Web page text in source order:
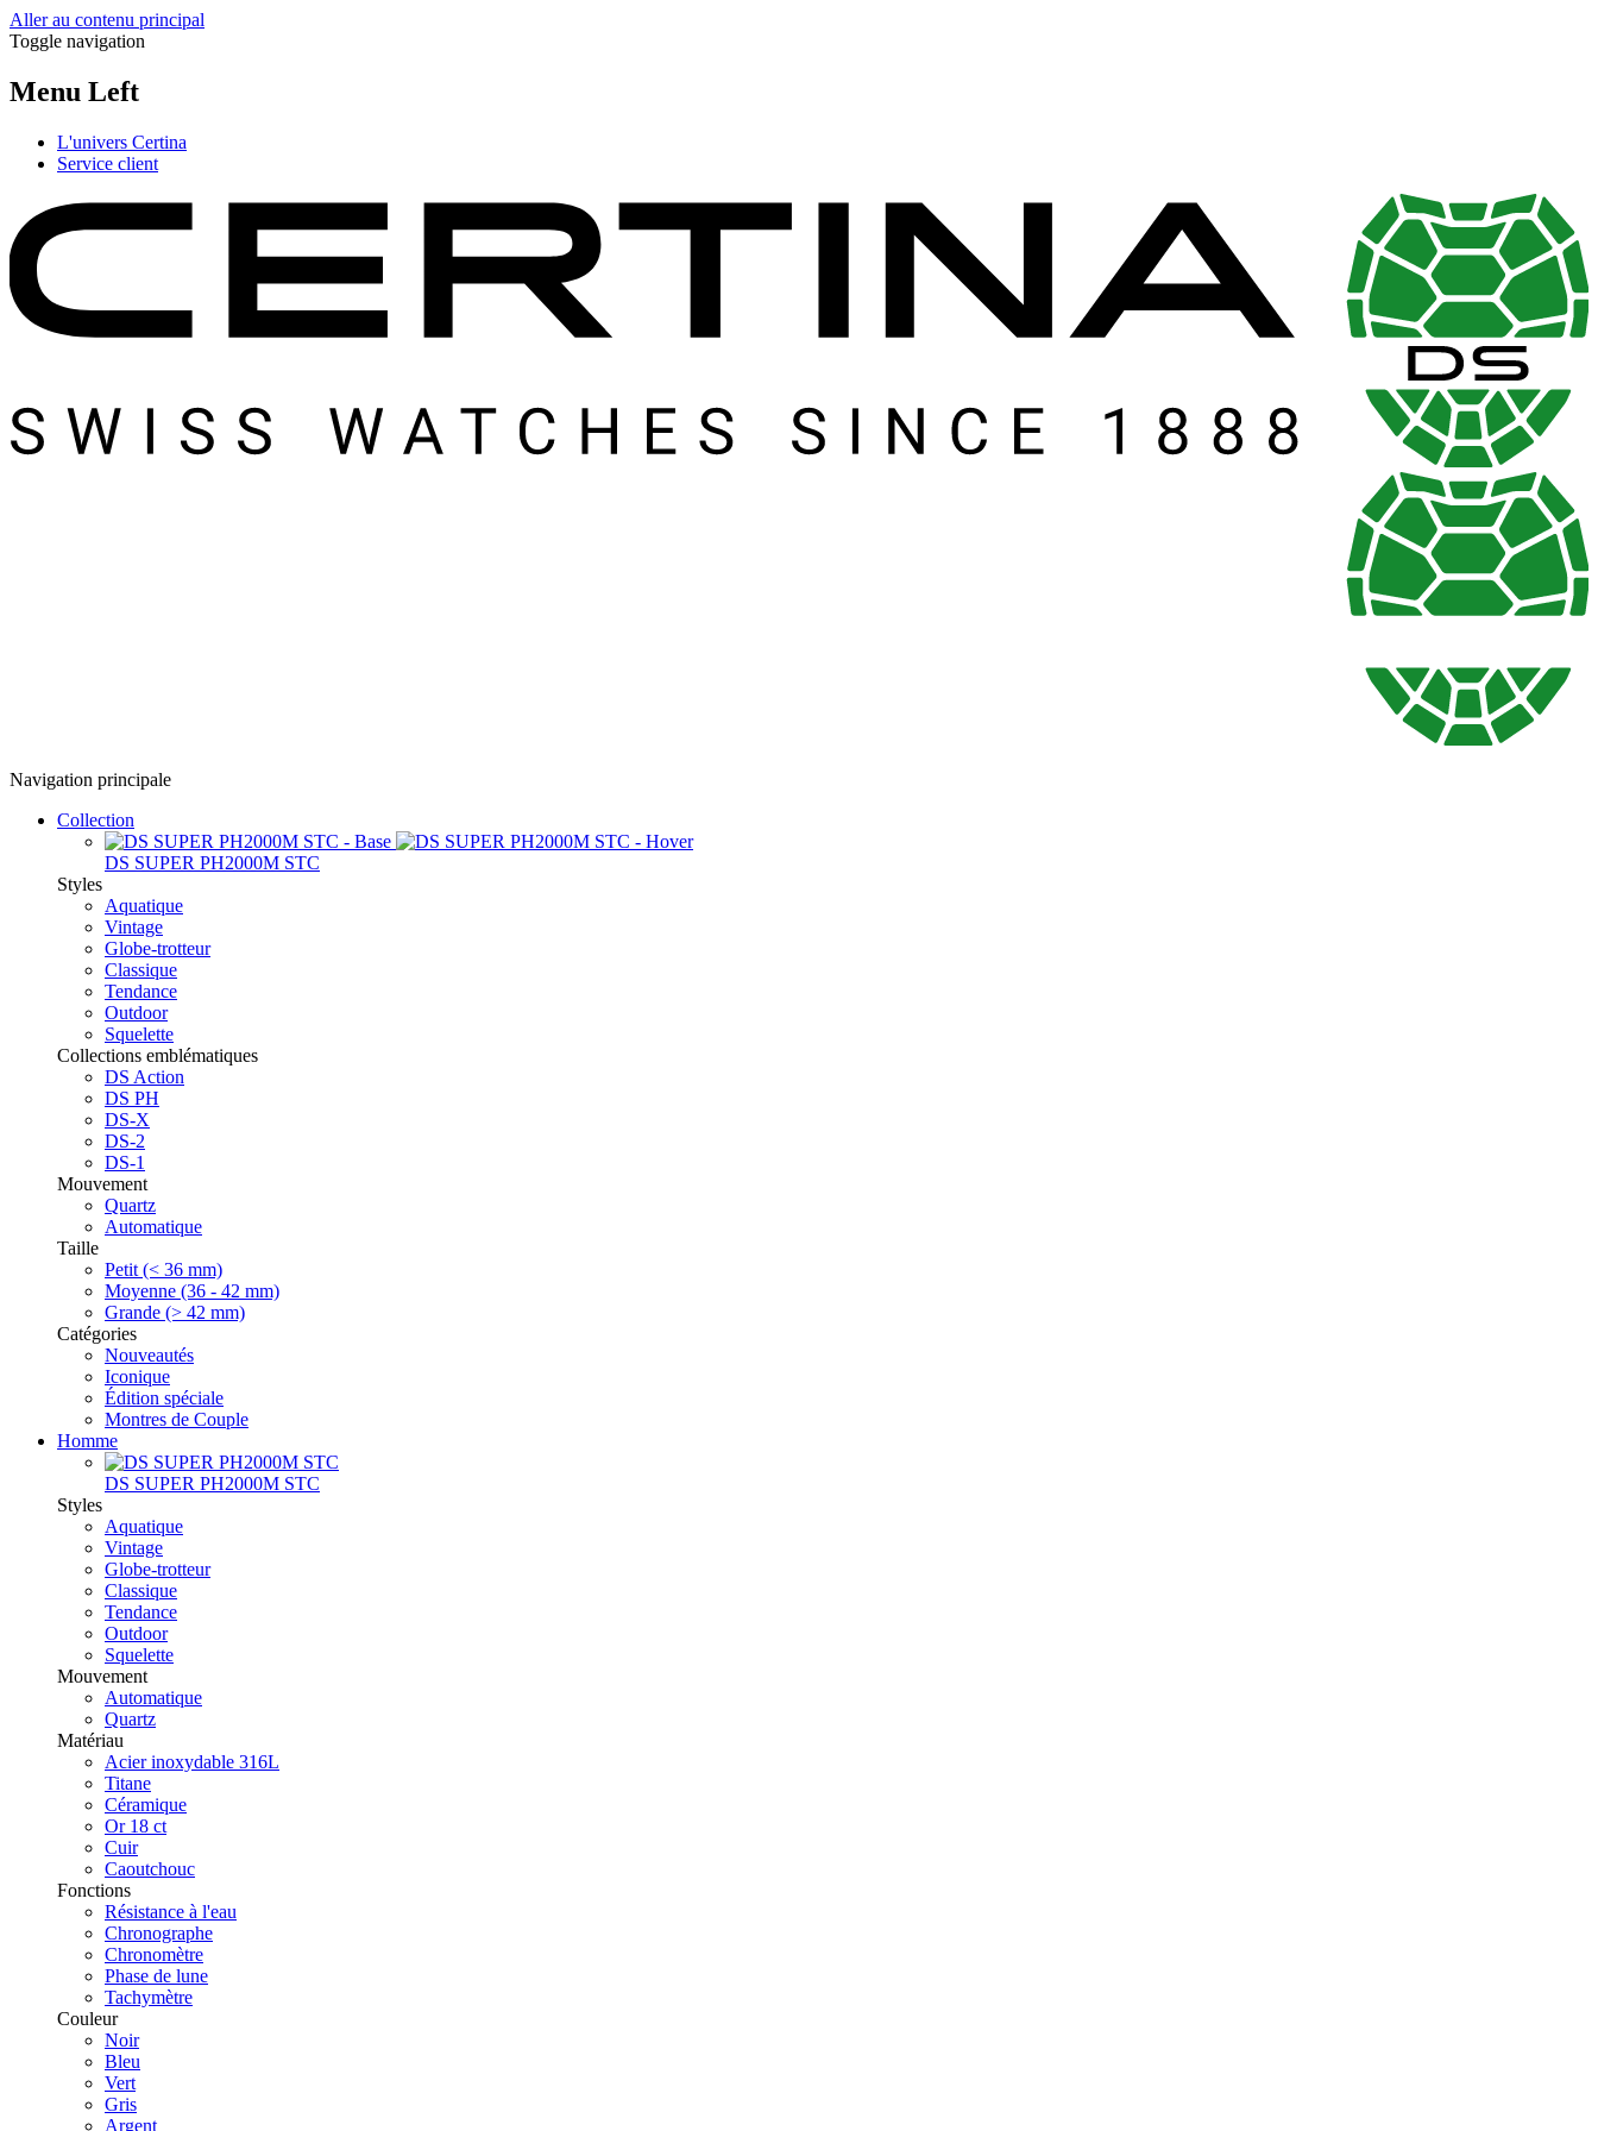
Aller au contenu principal
Toggle navigation
Menu Left
L'univers Certina
Service client
Navigation principale
Collection
DS SUPER PH2000M STC
Styles
Aquatique
Vintage
Globe-trotteur
Classique
Tendance
Outdoor
Squelette
Collections emblématiques
DS Action
DS PH
DS-X
DS-2
DS-1
Mouvement
Quartz
Automatique
Taille
Petit (< 36 mm)
Moyenne (36 - 42 mm)
Grande (> 42 mm)
Catégories
Nouveautés
Iconique
Édition spéciale
Montres de Couple
Homme
DS SUPER PH2000M STC
Styles
Aquatique
Vintage
Globe-trotteur
Classique
Tendance
Outdoor
Squelette
Mouvement
Automatique
Quartz
Matériau
Acier inoxydable 316L
Titane
Céramique
Or 18 ct
Cuir
Caoutchouc
Fonctions
Résistance à l'eau
Chronographe
Chronomètre
Phase de lune
Tachymètre
Couleur
Noir
Bleu
Vert
Gris
Argent